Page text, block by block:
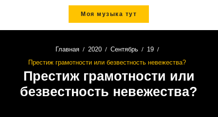
Моя музыка тут
Главная 2020 Сентябрь
19
Престиж грамотности или безвестность невежества?
Престиж грамотности или
безвестность невежества?